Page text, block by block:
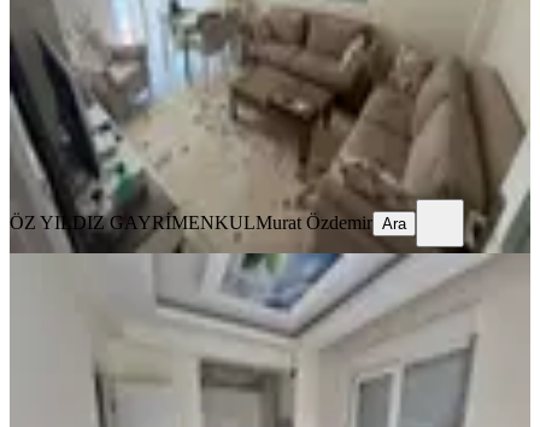
2+1 ·100 m²· 3. Kat 06.06.2026
26.000 ₺
ÖZ YILDIZ GAYRİMENKULMurat Özdemir
Ara
ÖZ YILDIZ GAYRİMENKULMurat Özdemir Ara
İdamax'tan Sarılarda Güzel
Konumda Kiralik Daire
Manavgat, Sarılar Mahallesi